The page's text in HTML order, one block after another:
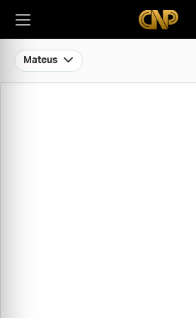
Mateus